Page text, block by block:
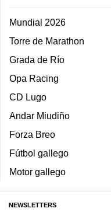
Mundial 2026
Torre de Marathon
Grada de Río
Opa Racing
CD Lugo
Andar Miudiño
Forza Breo
Fútbol gallego
Motor gallego
NEWSLETTERS